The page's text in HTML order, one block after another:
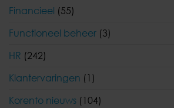
Financieel (55)
Functioneel beheer (3)
HR (242)
Klantervaringen (1)
Korento nieuws (104)